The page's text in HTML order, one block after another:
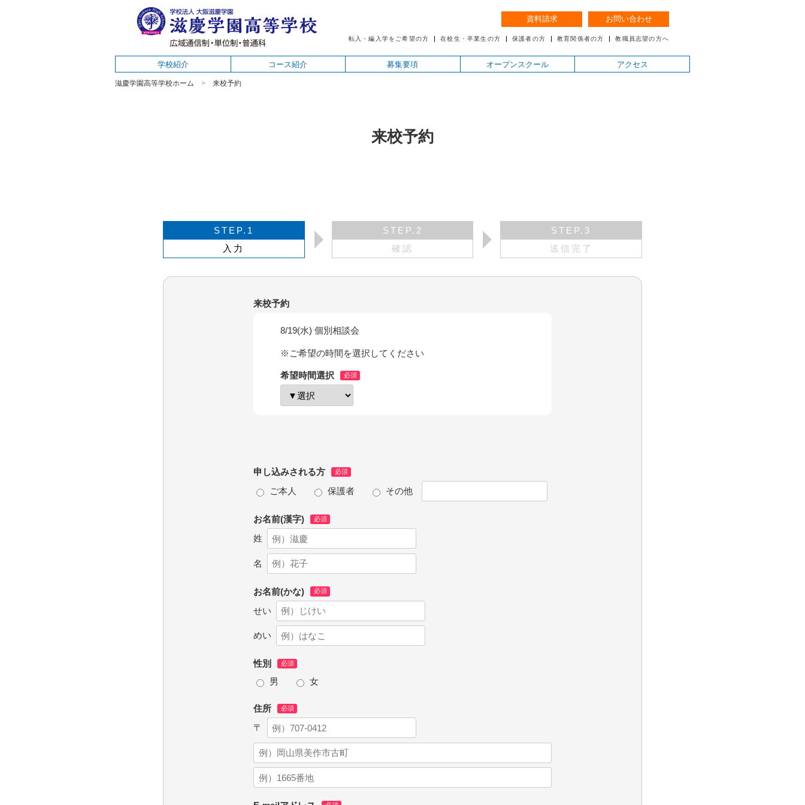
資料請求 お問い合わせ
転入・編入学をご希望の方 在校生・卒業生の方 保護者の方 教育関係者の方 教職員志望の方へ
学校紹介 コース紹介 募集要項 オープンスクール アクセス
滋慶学園高等学校ホーム 来校予約
来校予約
STEP.1
入力
STEP.2
確認
STEP.3
送信完了
来校予約
8/19(水) 個別相談会
※ご希望の時間を選択してください
希望時間選択
申し込みされる方
ご本人
保護者 その他
お名前(漢字)
姓
名
お名前(かな)
せい
めい
性別
男
女
住所
〒